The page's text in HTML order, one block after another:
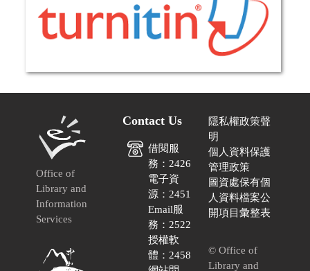
Office of
Library and
Information
Services
Contact Us
借閱服
務：2426
電子資
源：2451
Email服
務：2522
授權軟
體：2458
隱私權政策聲
明
個人資料保護
管理政策
圖資處保有個
人資料檔案公
開項目彙整表
© Office of
Library and